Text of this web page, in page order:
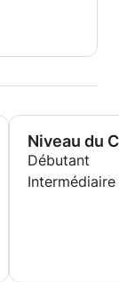
Niveau du
Débutant
Intermédiaire